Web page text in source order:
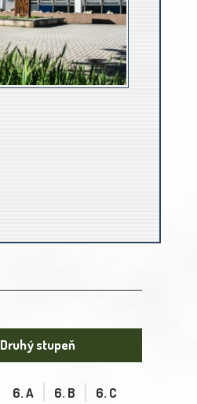
Druhý stupeň
6. A 6. B 6. C